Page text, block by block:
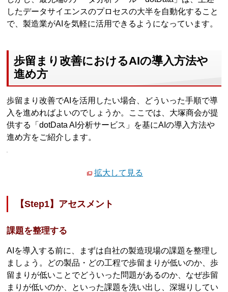
したデータサイエンスのプロセスの大半を自動化すること
で、製造業がAIを気軽に活用できるようになっています。
歩留まり改善におけるAIの導入方法や
進め方
歩留まり改善でAIを活用したい場合、どういった手順で導
入を進めればよいのでしょうか。ここでは、大塚商会が提
供する「dotData AI分析サービス」を基にAIの導入方法や
進め方をご紹介します。
拡大して見る
【Step1】アセスメント
課題を整理する
AIを導入する前に、まずは自社の製造現場の課題を整理し
ましょう。どの製品・どの工程で歩留まりが低いのか、歩
留まりが低いことでどういった問題があるのか、なぜ歩留
まりが低いのか、といった課題を洗い出し、深堀りしてい